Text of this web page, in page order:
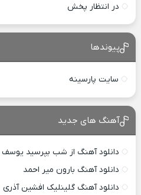
در انتظار پخش
پیوندها
سایت پارسینه
آهنگ های جدید
دانلود آهنگ از شب بپرسید یوسف
دانلود آهنگ بارون میر احمد
دانلود آهنگ گلینلیک افشین آذری